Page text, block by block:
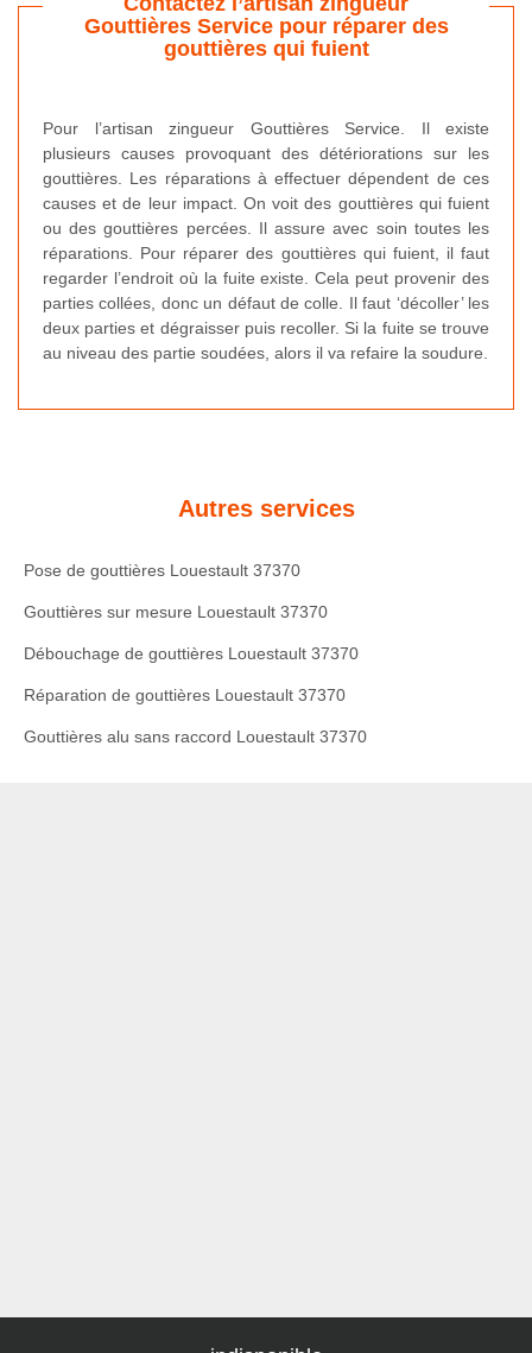
Gouttières Service pour réparer des
gouttières qui fuient
Pour l’artisan zingueur Gouttières Service. Il existe
plusieurs causes provoquant des détériorations sur les
gouttières. Les réparations à effectuer dépendent de ces
causes et de leur impact. On voit des gouttières qui fuient
ou des gouttières percées. Il assure avec soin toutes les
réparations. Pour réparer des gouttières qui fuient, il faut
regarder l’endroit où la fuite existe. Cela peut provenir des
parties collées, donc un défaut de colle. Il faut ‘décoller’ les
deux parties et dégraisser puis recoller. Si la fuite se trouve
au niveau des partie soudées, alors il va refaire la soudure.
Autres services
Pose de gouttières Louestault 37370
Gouttières sur mesure Louestault 37370
Débouchage de gouttières Louestault 37370
Réparation de gouttières Louestault 37370
Gouttières alu sans raccord Louestault 37370